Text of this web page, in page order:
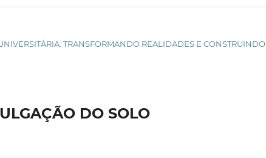
TRANSFORMANDO REALIDADES E CONSTRUINDO
DO SOLO